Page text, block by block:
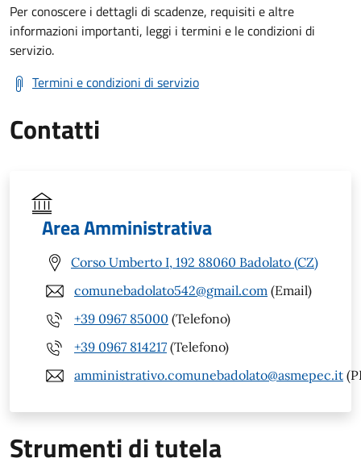
Per conoscere i dettagli di scadenze, requisiti e altre
informazioni importanti, leggi i termini e le condizioni di
servizio.
Termini e condizioni di servizio
Contatti
Area Amministrativa
Corso Umberto I, 192 88060 Badolato (CZ)
comunebadolato542@gmail.com (Email)
+39 0967 85000 (Telefono)
+39 0967 814217 (Telefono)
amministrativo.comunebadolato@asmepec.it
Strumenti di tutela